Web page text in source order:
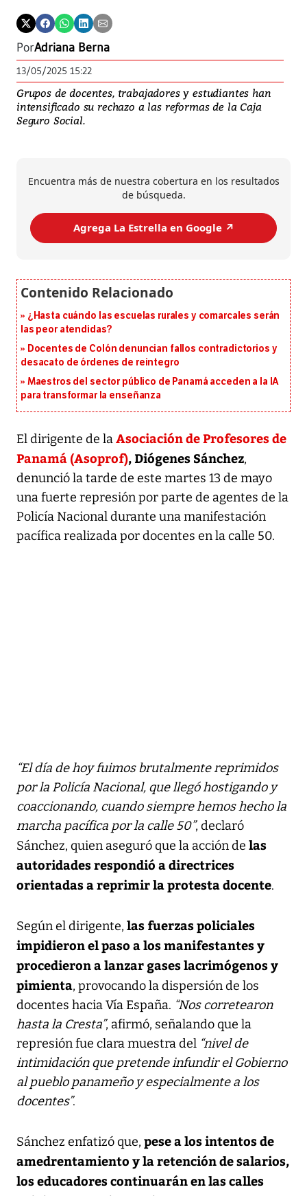
PorAdriana Berna
13/05/2025 15:22
Grupos de docentes, trabajadores y estudiantes han
intensificado su rechazo a las reformas de la Caja
Seguro Social.
Encuentra más de nuestra cobertura en los resultados
de búsqueda.
Agrega La Estrella en Google ↗️
¿Hasta cuándo las escuelas rurales y comarcales serán
las peor atendidas?
Docentes de Colón denuncian fallos contradictorios y
desacato de órdenes de reintegro
Maestros del sector público de Panamá acceden a la IA
para transformar la enseñanza
El dirigente de laAsociación de Profesores de
Panamá (Asoprof), Diógenes Sánchez,
denunció la tarde de este martes 13 de mayo
una fuerte represión por parte de agentes de la
Policía Nacional durante una manifestación
pacífica realizada por docentes en la calle 50.
“El día de hoy fuimos brutalmente reprimidos
por la Policía Nacional, que llegó hostigando y
coaccionando, cuando siempre hemos hecho la
marcha pacífica por la calle 50”, declaró
Sánchez, quien aseguró que la acción de las
autoridades respondió a directrices
orientadas a reprimir la protesta docente.
Según el dirigente, las fuerzas policiales
impidieron el paso a los manifestantes y
procedieron a lanzar gases lacrimógenos y
pimienta, provocando la dispersión de los
docentes hacia Vía España. “Nos corretearon
hasta la Cresta”, afirmó, señalando que la
represión fue clara muestra del “nivel de
intimidación que pretende infundir el Gobierno
al pueblo panameño y especialmente a los
docentes”.
Sánchez enfatizó que, pese a los intentos de
amedrentamiento y la retención de salarios,
los educadores continuarán en las calles